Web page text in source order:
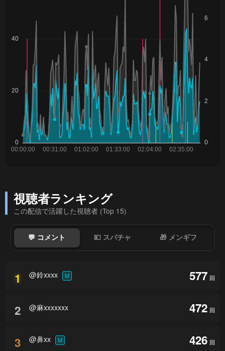
視聴者ランキング
この配信で活躍した視聴者 (Top 15)
💬 コメント 💴 スパチャ 🎁 メンギフ
1 @鈴xxxx M 577 回
2 @麻xxxxxxx 472 回
3 @鼻xx M 426 回